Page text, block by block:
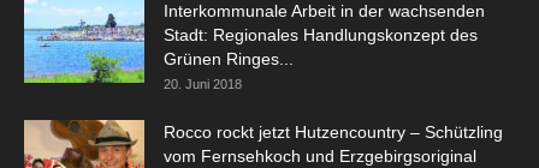
Interkommunale Arbeit in der wachsenden
Stadt: Regionales Handlungskonzept des
Grünen Ringes...
20. Juni 2018
Rocco rockt jetzt Hutzencountry – Schützling
vom Fernsehkoch und Erzgebirgsoriginal